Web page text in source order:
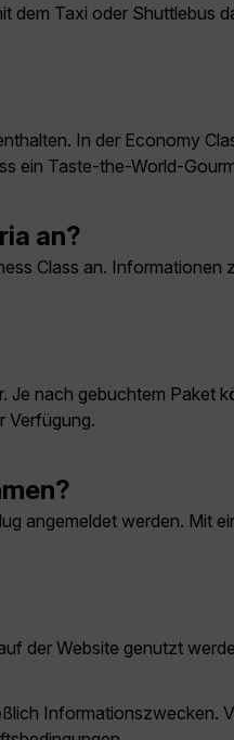
dem Taxi oder Shuttlebus
In der Economy
ein Taste-the-World-
an?
Class an. Informationen
nach gebuchtem Paket
Verfügung.
angemeldet werden. Mit
der Website genutzt
Informationszwecken.